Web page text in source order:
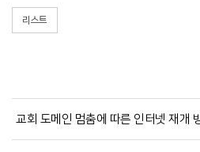
리스트
교회 도메인 멈춤에 따른 인터넷 재개